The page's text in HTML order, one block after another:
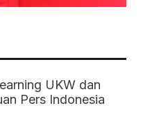
UKW dan
Pers Indonesia